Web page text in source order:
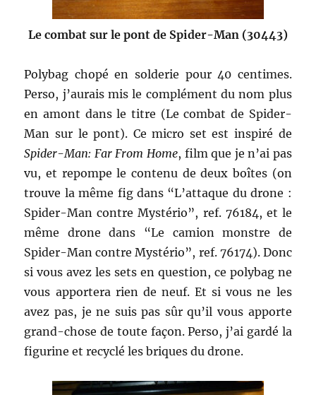
Le combat sur le pont de Spider-Man (30443)
Polybag chopé en solderie pour 40 centimes.
Perso, j’aurais mis le complément du nom plus
en amont dans le titre (Le combat de Spider-
Man sur le pont). Ce micro set est inspiré de
Spider-Man: Far From Home, film que je n’ai pas
vu, et repompe le contenu de deux boîtes (on
trouve la même fig dans “L’attaque du drone :
Spider-Man contre Mystério”, ref. 76184, et le
même drone dans “Le camion monstre de
Spider-Man contre Mystério”, ref. 76174). Donc
si vous avez les sets en question, ce polybag ne
vous apportera rien de neuf. Et si vous ne les
avez pas, je ne suis pas sûr qu’il vous apporte
grand-chose de toute façon. Perso, j’ai gardé la
figurine et recyclé les briques du drone.